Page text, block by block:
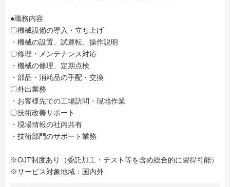
●職務内容
〇機械設備の導入・立ち上げ
・機械の設置、試運転、操作説明
〇修理・メンテナンス対応
・機械の修理、定期点検
・部品・消耗品の手配・交換
〇外出業務
・お客様先での工場訪問・現地作業
〇技術改善サポート
・現場情報の社内共有
・技術部門のサポート業務
※OJT制度あり（委託加工・テスト等を含め総合的に習得可能）
※サービス対象地域：国内外